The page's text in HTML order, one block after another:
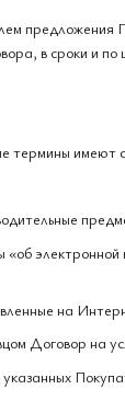
в сроки и
термины
на
Договор на